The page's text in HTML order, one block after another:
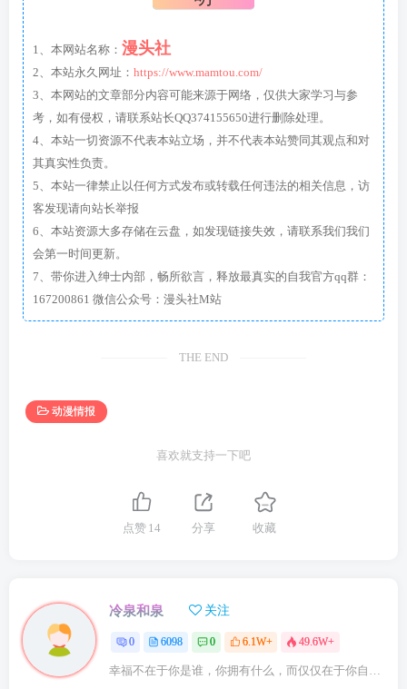
1、本网站名称： 漫头社
2、本站永久网址： https://www.mamtou.com/
3、本网站的文章部分内容可能来源于网络，仅供大家学习与参
考，如有侵权，请联系站长QQ374155650进行删除处理。
4、本站一切资源不代表本站立场，并不代表本站赞同其观点和对
其真实性负责。
5、本站一律禁止以任何方式发布或转载任何违法的相关信息，访
客发现请向站长举报
6、本站资源大多存储在云盘，如发现链接失效，请联系我们我们
会第一时间更新。
7、带你进入绅士内部，畅所欲言，释放最真实的自我官方qq群：
167200861 微信公众号：漫头社M站
THE END
动漫情报
喜欢就支持一下吧
点赞 14 分享 收藏
冷泉和泉 关注
0 6098 0 6.1W+ 49.6W+
幸福不在于你是谁，你拥有什么，而仅仅在于你自己怎么看待